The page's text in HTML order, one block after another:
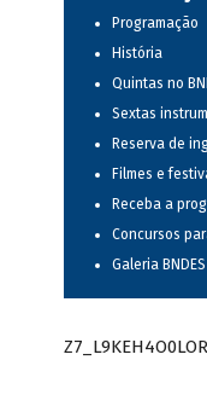
Programação
História
Quintas no
Sextas
Reserva de
Filmes e
Receba a
Concursos
Galeria BNDES